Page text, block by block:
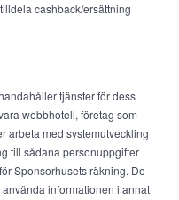
cashback/ersättning
tjänster för dess
webbhotell, företag som
arbeta med systemutveckling
till sådana personuppgifter
Sponsorhusets räkning. De
informationen i annat